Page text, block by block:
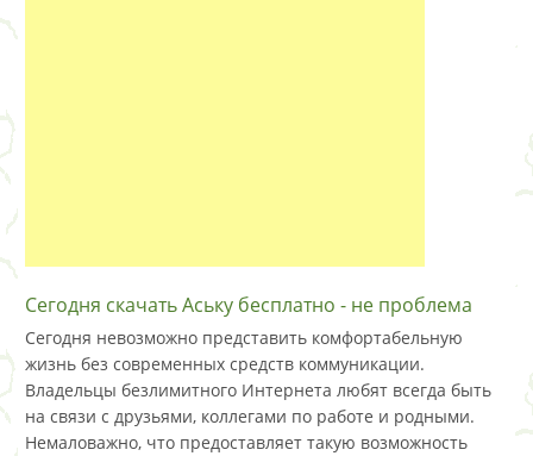
Сегодня скачать Аську бесплатно - не проблема
Сегодня невозможно представить комфортабельную
жизнь без современных средств коммуникации.
Владельцы безлимитного Интернета любят всегда быть
на связи с друзьями, коллегами по работе и родными.
Немаловажно, что предоставляет такую возможность